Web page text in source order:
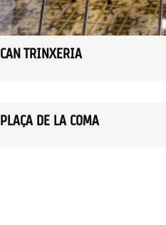
CAN TRINXERIA
PLAÇA DE LA COMA